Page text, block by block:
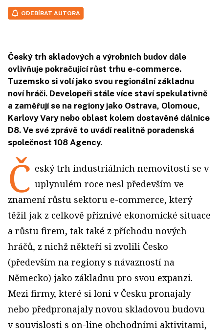
ODEBÍRAT AUTORA
Český trh skladových a výrobních budov dále
ovlivňuje pokračující růst trhu e-commerce.
Tuzemsko si volí jako svou regionální základnu
noví hráči. Developeři stále více staví spekulativně
a zaměřují se na regiony jako Ostrava, Olomouc,
Karlovy Vary nebo oblast kolem dostavěné dálnice
D8. Ve své zprávě to uvádí realitně poradenská
společnost 108 Agency.
Č eský trh industriálních nemovitostí se v
uplynulém roce nesl především ve
znamení růstu sektoru e-commerce, který
těžil jak z celkově příznivé ekonomické situace
a růstu firem, tak také z příchodu nových
hráčů, z nichž někteří si zvolili Česko
(především na regiony s návazností na
Německo) jako základnu pro svou expanzi.
Mezi firmy, které si loni v Česku pronajaly
nebo předpronajaly novou skladovou budovu
v souvislosti s on-line obchodními aktivitami,